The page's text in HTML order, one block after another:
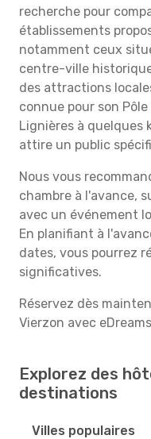
recherche pour
établissements
notamment ceux
centre-ville
des attractions
connue pour son
Lignières à quelques
attire un public
Nous vous
chambre à l'avance,
avec un événement
En planifiant à
dates, vous pourrez
significatives.
Réservez dès
Vierzon avec
Explorez des
destinations
Villes populaires